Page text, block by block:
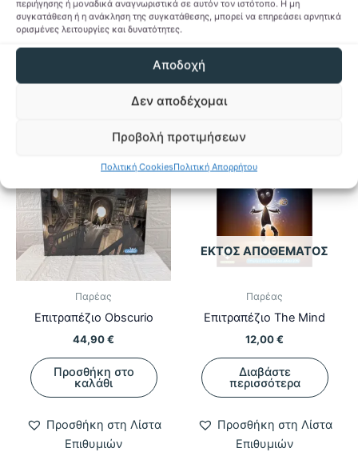
περιήγησης ή μοναδικά αναγνωριστικά σε αυτόν τον ιστότοπο. Η μη
συγκατάθεση ή η ανάκληση της συγκατάθεσης, μπορεί να επηρεάσει αρνητικά
ορισμένες λειτουργίες και δυνατότητες.
Αποδοχή
Δεν αποδέχομαι
Προβολή προτιμήσεων
Πολιτική CookiesΠολιτική Απορρήτου
περισσότερα
Παρέας
Επιτραπέζιο Obscurio
44,90€
Προσθήκη στο
καλάθι
Προσθήκη στη Λίστα
Επιθυμιών
ΕΚΤΌΣ ΑΠΟΘΈΜΑΤΟΣ
Παρέας
Επιτραπέζιο The Mind
12,00€
Διαβάστε
περισσότερα
Προσθήκη στη Λίστα
Επιθυμιών